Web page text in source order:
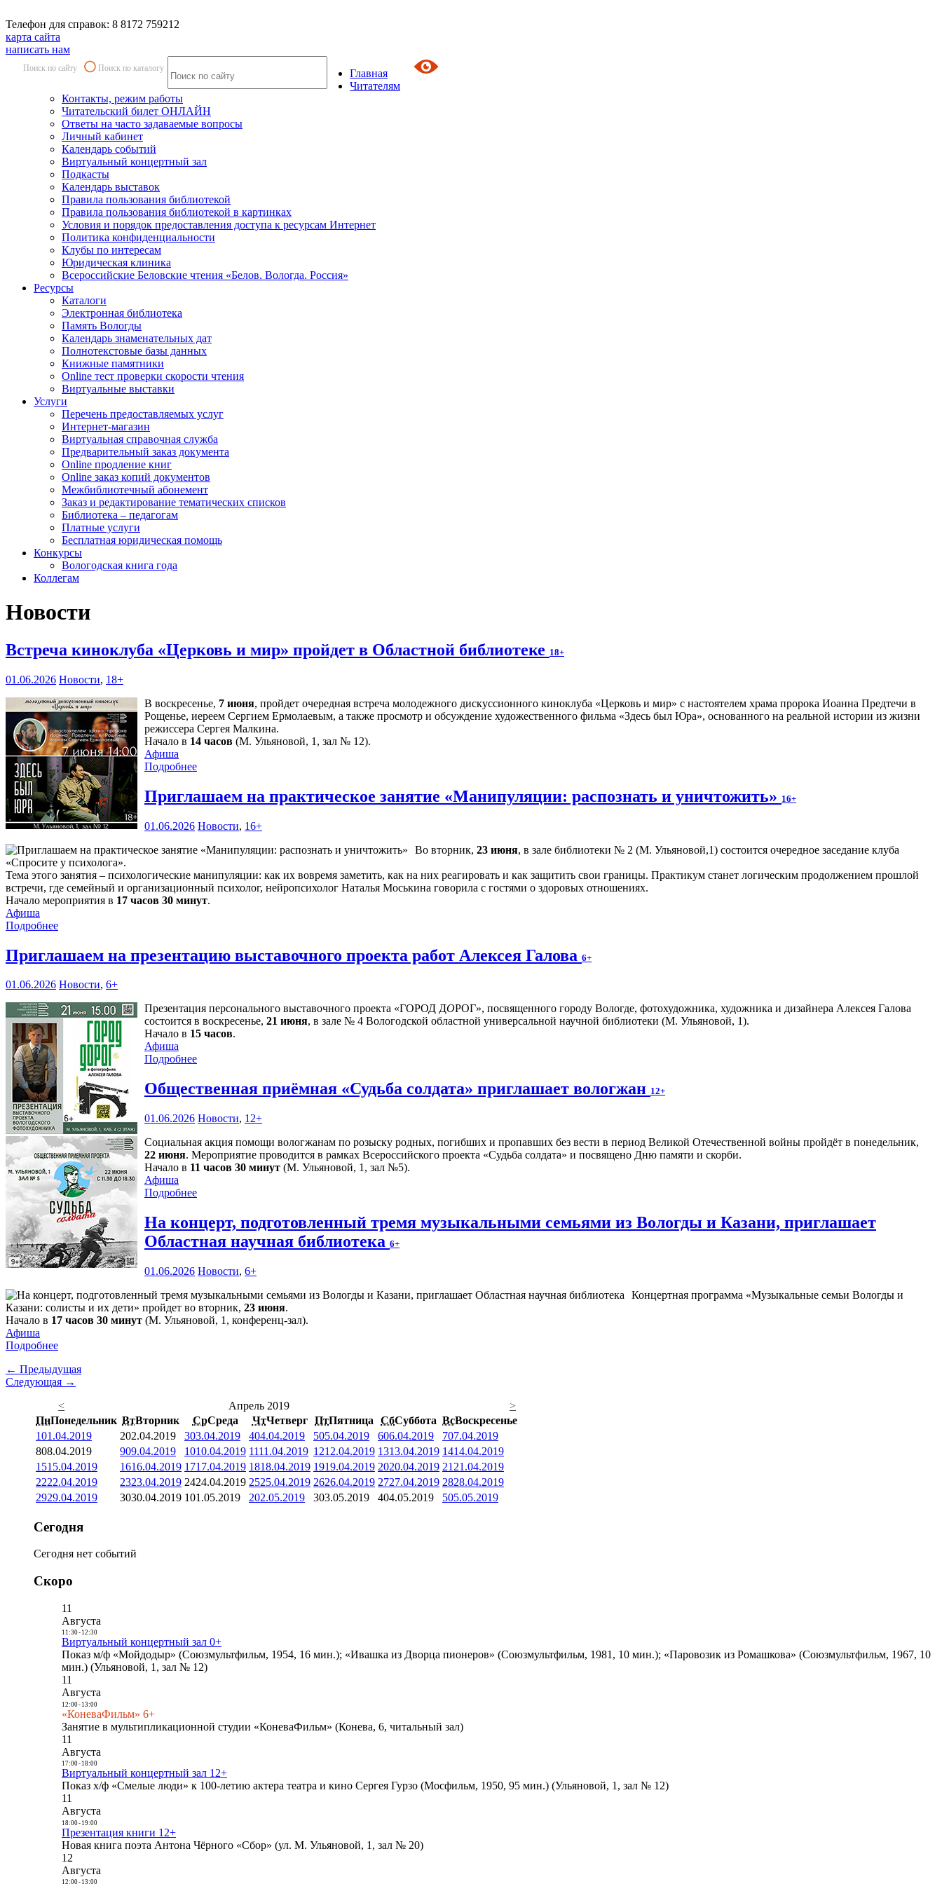
Телефон для справок: 8 8172 759212
карта сайта
написать нам
Поиск по сайту Поиск по каталогу
Главная
Читателям
Контакты, режим работы
Читательский билет ОНЛАЙН
Ответы на часто задаваемые вопросы
Личный кабинет
Календарь событий
Виртуальный концертный зал
Подкасты
Календарь выставок
Правила пользования библиотекой
Правила пользования библиотекой в картинках
Условия и порядок предоставления доступа к ресурсам Интернет
Политика конфиденциальности
Клубы по интересам
Юридическая клиника
Всероссийские Беловские чтения «Белов. Вологда. Россия»
Ресурсы
Каталоги
Электронная библиотека
Память Вологды
Календарь знаменательных дат
Полнотекстовые базы данных
Книжные памятники
Online тест проверки скорости чтения
Виртуальные выставки
Услуги
Перечень предоставляемых услуг
Интернет-магазин
Виртуальная справочная служба
Предварительный заказ документа
Online продление книг
Online заказ копий документов
Межбиблиотечный абонемент
Заказ и редактирование тематических списков
Библиотека – педагогам
Платные услуги
Бесплатная юридическая помощь
Конкурсы
Вологодская книга года
Коллегам
Новости
Встреча киноклуба «Церковь и мир» пройдет в Областной библиотеке 18+
01.06.2026 Новости, 18+
В воскресенье, 7 июня, пройдет очередная встреча молодежного дискуссионного киноклуба «Церковь и мир» с настоятелем храма пророка Иоанна Предтечи в
Рощенье, иереем Сергием Ермолаевым, а также просмотр и обсуждение художественного фильма «Здесь был Юра», основанного на реальной истории из жизни
режиссера Сергея Малкина.
Начало в 14 часов (М. Ульяновой, 1, зал № 12).
Афиша
Подробнее
Приглашаем на практическое занятие «Манипуляции: распознать и уничтожить» 16+
01.06.2026 Новости, 16+
Во вторник, 23 июня, в зале библиотеки № 2 (М. Ульяновой,1) состоится очередное заседание клуба
«Спросите у психолога».
Тема этого занятия – психологические манипуляции: как их вовремя заметить, как на них реагировать и как защитить свои границы. Практикум станет логическим продолжением прошлой
встречи, где семейный и организационный психолог, нейропсихолог Наталья Моськина говорила с гостями о здоровых отношениях.
Начало мероприятия в 17 часов 30 минут.
Афиша
Подробнее
Приглашаем на презентацию выставочного проекта работ Алексея Галова 6+
01.06.2026 Новости, 6+
Презентация персонального выставочного проекта «ГОРОД ДОРОГ», посвященного городу Вологде, фотохудожника, художника и дизайнера Алексея Галова
состоится в воскресенье, 21 июня, в зале № 4 Вологодской областной универсальной научной библиотеки (М. Ульяновой, 1).
Начало в 15 часов.
Афиша
Подробнее
Общественная приёмная «Судьба солдата» приглашает вологжан 12+
01.06.2026 Новости, 12+
Социальная акция помощи вологжанам по розыску родных, погибших и пропавших без вести в период Великой Отечественной войны пройдёт в понедельник,
22 июня. Мероприятие проводится в рамках Всероссийского проекта «Судьба солдата» и посвящено Дню памяти и скорби.
Начало в 11 часов 30 минут (М. Ульяновой, 1, зал №5).
Афиша
Подробнее
На концерт, подготовленный тремя музыкальными семьями из Вологды и Казани, приглашает
Областная научная библиотека 6+
01.06.2026 Новости, 6+
Концертная программа «Музыкальные семьи Вологды и
Казани: солисты и их дети» пройдет во вторник, 23 июня.
Начало в 17 часов 30 минут (М. Ульяновой, 1, конференц-зал).
Афиша
Подробнее
← Предыдущая
Следующая →
<
Апрель 2019
>
ПнПонедельник ВтВторник СрСреда ЧтЧетверг ПтПятница СбСуббота ВсВоскресенье
101.04.2019 202.04.2019 303.04.2019 404.04.2019 505.04.2019 606.04.2019 707.04.2019
808.04.2019 909.04.2019 1010.04.2019 1111.04.2019 1212.04.2019 1313.04.2019 1414.04.2019
1515.04.2019 1616.04.2019 1717.04.2019 1818.04.2019 1919.04.2019 2020.04.2019 21 21.04.2019
2222.04.2019 2323.04.2019 2424.04.2019 2525.04.2019 2626.04.2019 2727.04.2019 2828.04.2019
2929.04.2019 3030.04.2019 101.05.2019 202.05.2019 303.05.2019 404.05.2019 505.05.2019
Сегодня
Сегодня нет событий
Скоро
11
Августа
11:30- 12:30
Виртуальный концертный зал 0+
Показ м/ф «Мойдодыр» (Союзмультфильм, 1954, 16 мин.); «Ивашка из Дворца пионеров» (Союзмультфильм, 1981, 10 мин.); «Паровозик из Ромашкова» (Союзмультфильм, 1967, 10
мин.) (Ульяновой, 1, зал № 12)
11
Августа
12:00- 13:00
«КоневаФильм» 6+
Занятие в мультипликационной студии «КоневаФильм» (Конева, 6, читальный зал)
11
Августа
17:00- 18:00
Виртуальный концертный зал 12+
Показ х/ф «Смелые люди» к 100-летию актера театра и кино Сергея Гурзо (Мосфильм, 1950, 95 мин.) (Ульяновой, 1, зал № 12)
11
Августа
18:00- 19:00
Презентация книги 12+
Новая книга поэта Антона Чёрного «Сбор» (ул. М. Ульяновой, 1, зал № 20)
12
Августа
12:00- 13:00